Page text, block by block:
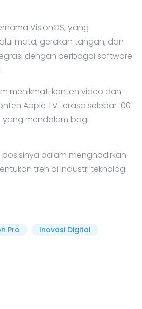
VisionOS, yang
mata, gerakan tangan, dan
dengan berbagai software
menikmati konten video dan
Apple TV terasa selebar 100
yang mendalam bagi
dalam menghadirkan
tren di industri teknologi
Pro
Inovasi Digital